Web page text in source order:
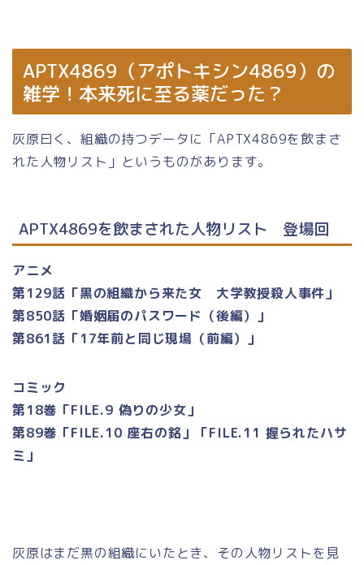
APTX4869（アポトキシン4869）の
雑学！本来死に至る薬だった？
灰原曰く、組織の持つデータに「APTX4869を飲まさ
れた人物リスト」というものがあります。
APTX4869を飲まされた人物リスト 登場回
アニメ
第129話「黒の組織から来た女 大学教授殺人事件」
第850話「婚姻届のパスワード（後編）」
第861話「17年前と同じ現場（前編）」
コミック
第18巻「FILE.9 偽りの少女」
第89巻「FILE.10 座右の銘」「FILE.11 握られたハサ
ミ」
灰原はまだ黒の組織にいたとき、その人物リストを見